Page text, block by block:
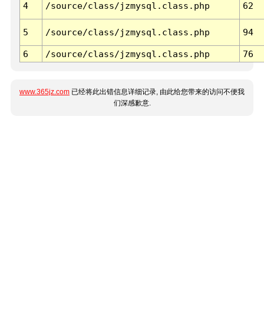
4 /source/class/jzmysql.class.php 62
5 /source/class/jzmysql.class.php 94
6 /source/class/jzmysql.class.php 76
www.365jz.com 已经将此出错信息详细记录, 由此给您带来的访问不便我
们深感歉意.